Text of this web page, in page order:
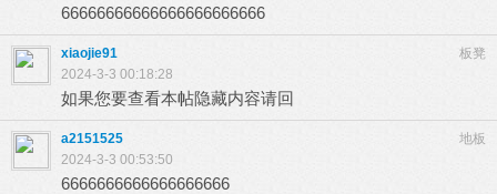
66666666666666666666666
板凳
xiaojie91
2024-3-3 00:18:28
如果您要查看本帖隐藏内容请回
地板
a2151525
2024-3-3 00:53:50
6666666666666666666